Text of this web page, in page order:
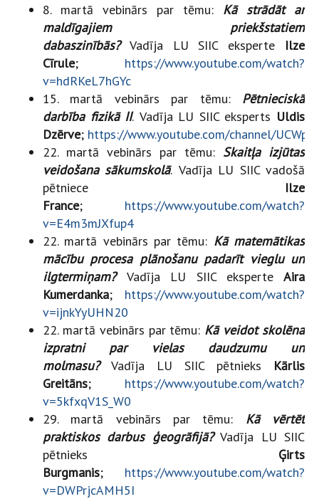
8. martā vebinārs par tēmu: Kā strādāt ar
maldīgajiem priekšstatiem
dabaszinībās?Vadīja LU SIIC eksperte Ilze
Cīrule; https://www.youtube.com/watch?
v=hdRKeL7hGYc
15. martā vebinārs par tēmu: Pētnieciskā
darbība fizikā II. Vadīja LU SIIC eksperts Uldis
Dzērve; https://www.youtube.com/channel/
22. martā vebinārs par tēmu: Skaitļa izjūtas
veidošana sākumskolā. Vadīja LU SIIC vadošā
pētniece Ilze
France;
https://www.youtube.com/watch?
v=E4m3mJXfup4
22. martā vebinārs par tēmu: Kā matemātikas
mācību procesa plānošanu padarīt vieglu un
ilgtermiņam? Vadīja LU SIIC eksperte Aira
Kumerdanka;
https://www.youtube.com/watch?
v=ijnkYyUHN20
22. martā vebinārs par tēmu: Kā veidot skolēna
izpratni par vielas daudzumu un
molmasu?Vadīja LU SIIC pētnieks
Kārlis
Greitāns;
https://www.youtube.com/watch?
v=5kfxqV1S_W0
29. martā vebinārs par tēmu: Kā vērtēt
praktiskos darbus ģeogrāfijā?Vadīja LU SIIC
pētnieks Ģirts
Burgmanis; https://www.youtube.com/watch?
v=DWPrjcAMH5I